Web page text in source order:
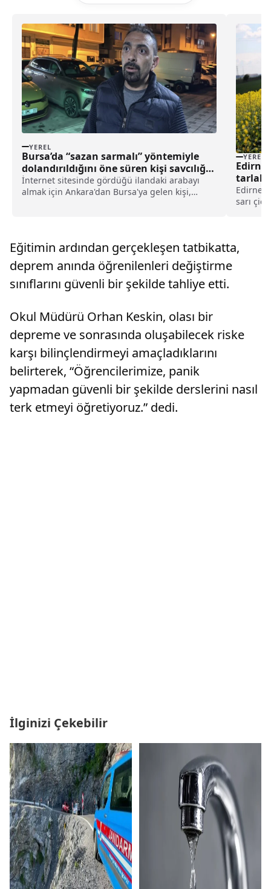
YEREL
Bursa’da “sazan sarmalı” yöntemiyle
dolandırıldığını öne süren kişi savcılığa
başvurdu haberi
İnternet sitesinde gördüğü ilandaki arabayı
almak için Ankara'dan Bursa'ya gelen kişi,
YEREL
sarı
kanola
Eğitimin ardından gerçekleşen tatbikatta,
deprem anında öğrenilenleri değiştirme
sınıflarını güvenli bir şekilde tahliye etti.
Okul Müdürü Orhan Keskin, olası bir
depreme ve sonrasında oluşabilecek riske
karşı bilinçlendirmeyi amaçladıklarını
belirterek, “Öğrencilerimize, panik
yapmadan güvenli bir şekilde derslerini nasıl
terk etmeyi öğretiyoruz.” dedi.
İlginizi Çekebilir